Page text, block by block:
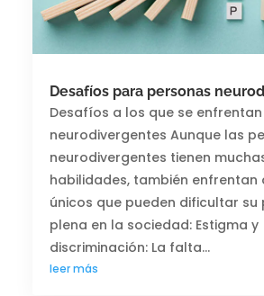
Desafíos para personas
Desafíos a los que se
neurodivergentes Aunque las
neurodivergentes tienen
habilidades, también enfrentan
únicos que pueden dificultar
plena en la sociedad: Estigma y
discriminación: La falta...
leer más